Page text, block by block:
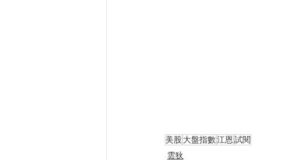
美股大盤指數江恩試閱
雲狄